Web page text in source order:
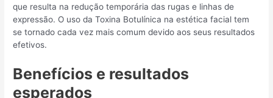
que resulta na redução temporária das rugas e linhas de
expressão. O uso da Toxina Botulínica na estética facial tem
se tornado cada vez mais comum devido aos seus resultados
efetivos.
Benefícios e resultados
esperados